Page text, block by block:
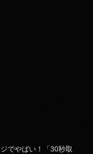
でやばい！「30秒取